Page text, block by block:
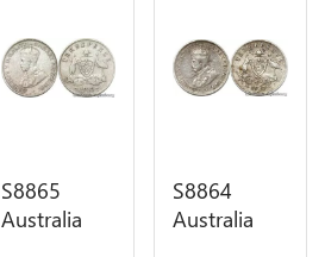
S8865
Australia
S8864
Australia